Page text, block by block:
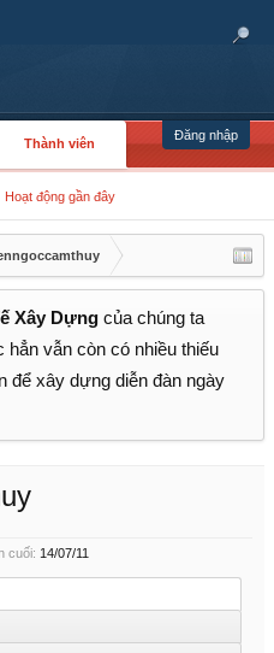
Đăng nhập
Thành viên
Hoạt động gần đây
Xây Dựng của chúng ta
vẫn còn có nhiều thiếu
để xây dựng diễn đàn ngày
cuối: 14/07/11